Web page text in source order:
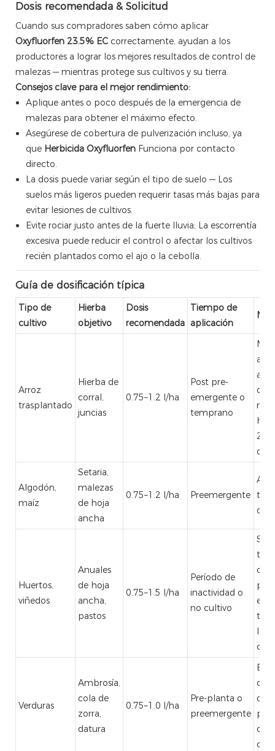
Dosis recomendada & Solicitud
Cuando sus compradores saben cómo aplicar
Oxyfluorfen 23.5% EC correctamente, ayudan a los
productores a lograr los mejores resultados de control de
malezas — mientras protege sus cultivos y su tierra.
Consejos clave para el mejor rendimiento:
Aplique antes o poco después de la emergencia de
malezas para obtener el máximo efecto.
Asegúrese de cobertura de pulverización incluso, ya
que Herbicida Oxyfluorfen Funciona por contacto
directo.
La dosis puede variar según el tipo de suelo — Los
suelos más ligeros pueden requerir tasas más bajas para
evitar lesiones de cultivos.
Evite rociar justo antes de la fuerte lluvia; La escorrentía
excesiva puede reducir el control o afectar los cultivos
recién plantados como el ajo o la cebolla.
Guía de dosificación típica
Tipo de
cultivo
Hierba
objetivo
Dosis
recomendada
Tiempo de
aplicación
Arroz
trasplantado
Hierba de
corral,
juncias
0.75–1.2 l/ha
Post pre-
emergente o
temprano
de
2–3
de
Algodón,
maíz
Setaria,
malezas
de hoja
ancha
0.75–1.2 l/ha Preemergente
del
Huertos,
viñedos
Anuales
de hoja
ancha,
pastos
0.75–1.5 l/ha
Período de
inactividad o
no cultivo
para
Verduras
Ambrosía,
cola de
zorra,
datura
0.75–1.0 l/ha
Pre-planta o
preemergente
con
de